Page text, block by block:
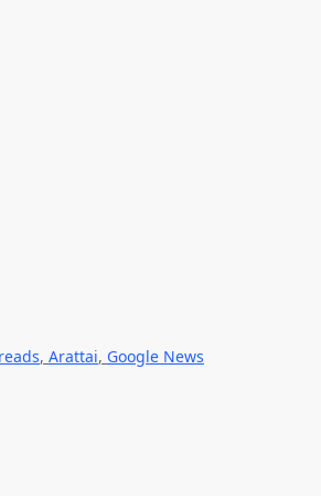
, Arattai, Google News